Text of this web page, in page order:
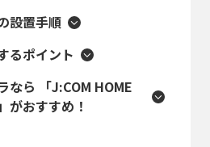
設置手順
るポイント
なら 「J:COM HOME
がおすすめ！